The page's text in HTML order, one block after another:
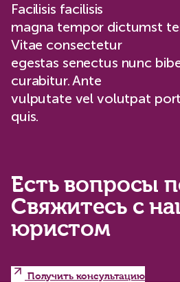
Facilisis facilisis
magna tempor dictumst
Vitae consectetur
egestas senectus nunc
curabitur. Ante
vulputate vel volutpat
quis.
Есть вопросы
Свяжитесь с
юристом
Получить консультацию